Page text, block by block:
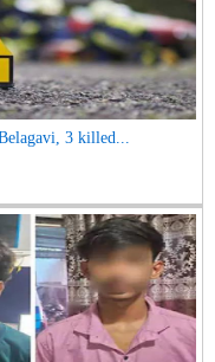
3 killed...